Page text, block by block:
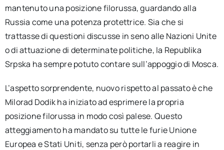
mantenuto una posizione filorussa, guardando alla
Russia come una potenza protettrice. Sia che si
trattasse di questioni discusse in seno alle Nazioni Unite
o di attuazione di determinate politiche, la Republika
Srpska ha sempre potuto contare sull’appoggio di Mosca.
L’aspetto sorprendente, nuovo rispetto al passato è che
Milorad Dodik ha iniziato ad esprimere la propria
posizione filorussa in modo così palese. Questo
atteggiamento ha mandato su tutte le furie Unione
Europea e Stati Uniti, senza però portarli a reagire in